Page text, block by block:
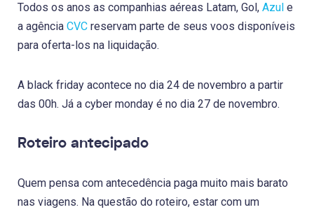
Todos os anos as companhias aéreas Latam, Gol, Azul e
a agência CVC reservam parte de seus voos disponíveis
para oferta-los na liquidação.
A black friday acontece no dia 24 de novembro a partir
das 00h. Já a cyber monday é no dia 27 de novembro.
Roteiro antecipado
Quem pensa com antecedência paga muito mais barato
nas viagens. Na questão do roteiro, estar com um